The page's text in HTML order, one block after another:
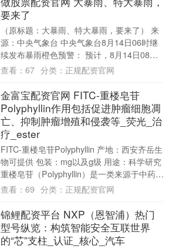
要来了
（原标题：大暴雨、特大暴雨，要来了） 来
源：中央气象台 中央气象台8月14日06时继
续发布暴雨橙色预警： 预计，8月14日08时
至15日08时，广东大部、广西大....
查看： 67 分类： 正规配资官网
金富宝配资官网 FITC-重楼皂苷
Polyphyllin作用包括促进肿瘤细胞凋
亡、抑制肿瘤增殖和侵袭等_荧光_治
疗_ester
FITC-重楼皂苷Polyphyllin 产地：西安齐岳生
物可提供 包装：mg以及g级 用途：科学研究
重楼皂苷（Polyphyllin）是一类来源于中药材
重楼....
查看： 69 分类： 正规配资官网
锦鲤配资平台 NXP（恩智浦）热门
型号纵览：构筑智能安全互联世界
的“芯”支柱_认证_核心_汽车